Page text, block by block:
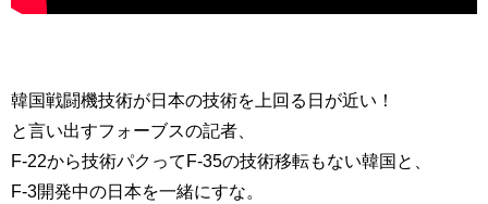
韓国戦闘機技術が日本の技術を上回る日が近い！
と言い出すフォーブスの記者、
F-22から技術パクってF-35の技術移転もない韓国と、
F-3開発中の日本を一緒にすな。